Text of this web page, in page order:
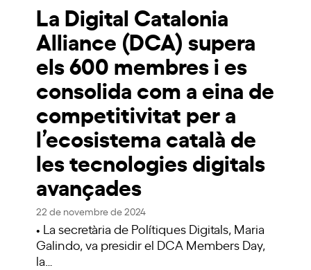
La Digital Catalonia
Alliance (DCA) supera
els 600 membres i es
consolida com a eina de
competitivitat per a
l’ecosistema català de
les tecnologies digitals
avançades
22 de novembre de 2024
• La secretària de Polítiques Digitals, Maria
Galindo, va presidir el DCA Members Day,
la…